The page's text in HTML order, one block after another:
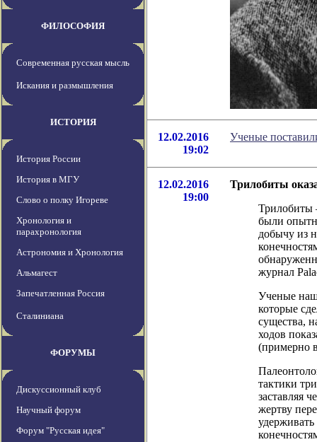
ФИЛОСОФИЯ
Современная русская мысль
Искания и размышления
ИСТОРИЯ
История России
История в МГУ
Слово о полку Игореве
Хронология и
парахронология
Астрономия и Хронология
Альмагест
Запечатленная Россия
Сталиниана
ФОРУМЫ
Дискуссионный клуб
Научный форум
Форум "Русская идея"
12.02.2016
19:02
Ученые
12.02.2016
19:00
Трилобиты
Трилобиты
были
добычу из
журнал
Ученые
которые
существа,
ходов
(примерно
тактики
заставляя
жертву